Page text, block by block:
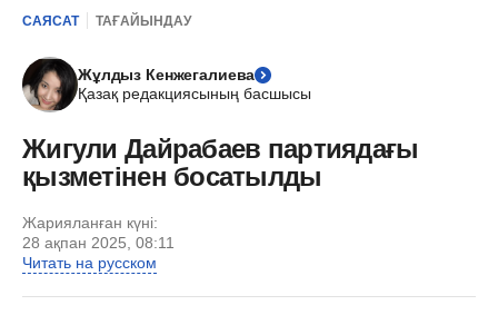
САЯСАТ ТАҒАЙЫНДАУ
Жұлдыз Кенжегалиева
Қазақ редакциясының басшысы
Жигули Дайрабаев партиядағы
қызметінен босатылды
Жарияланған күні:
28 ақпан 2025, 08:11
Читать на русском